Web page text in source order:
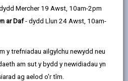
Mercher 19 Awst, 10am-2pm
ar Daf- dydd Llun 24 Awst, 10am-
y trefniadau ailgylchu newydd neu
am sut y bydd y newidiadau yn
ag aelod o'r tîm.
a wnaed yn